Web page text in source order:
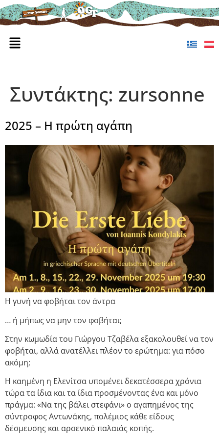
Συντάκτης: zursonne
2025 – Η πρώτη αγάπη
Η γυνή να φοβήται τον άντρα
… ή μήπως να μην τον φοβήται;
Στην κωμωδία του Γιώργου Τζαβέλα εξακολουθεί να τον
φοβήται, αλλά ανατέλλει πλέον το ερώτημα: για πόσο
ακόμη;
Η καημένη η Ελενίτσα υπομένει δεκατέσσερα χρόνια
τώρα τα ίδια και τα ίδια προσμένοντας ένα και μόνο
πράγμα: «Να της βάλει στεφάνι» ο αγαπημένος της
σύντροφος Αντωνάκης, πολέμιος κάθε είδους
δέσμευσης και αρσενικό παλαιάς κοπής.